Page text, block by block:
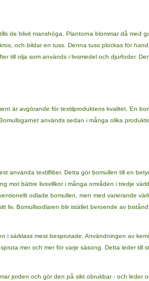
de blivit manshöga. Plantorna blommar då med
och bildar en tuss. Denna tuss plockas för
till olja som används i livsmedel och djurfoder.
är avgörande för textilproduktens kvalitet. En
används sedan i många olika
använda textilfiber. Detta gör bomullen till en
mot bättre livsvillkor i många områden i tredje
odlade bomullen, men med varierande
liv. Bomullsodlaren blir istället beroende av
i särklass mest besprutade. Användningen av
mer och mer för varje säsong. Detta leder till
jorden och gör den på sikt obrukbar - och leder